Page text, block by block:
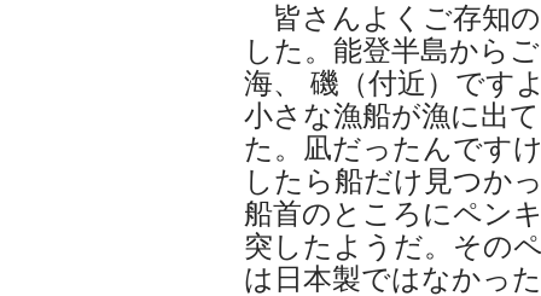
皆さんよくご存知
した。能登半島から
海、 磯（付近）です
小さな漁船が漁に出
た。凪だったんです
したら船だけ見つか
船首のところにペン
突したようだ。その
は日本製ではなかっ